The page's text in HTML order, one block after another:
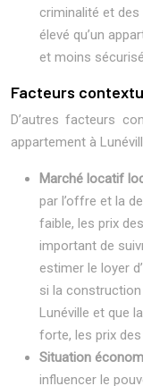
criminalité et
élevé qu’un
et moins
Facteurs
D’autres facteurs
appartement à
Marché locatif
par l’offre et la
faible, les prix
important de
estimer le loyer
si la
Lunéville et que
forte, les prix
Situation
influencer le